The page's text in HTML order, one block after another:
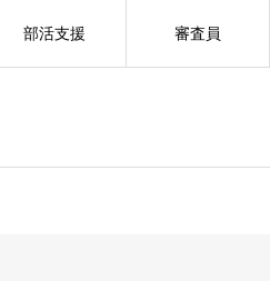
部活支援 審査員